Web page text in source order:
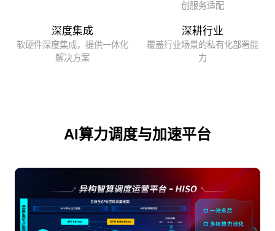
创服务适配
深度集成
软硬件深度集成，提供一体化
解决方案
深耕行业
覆盖行业场景的私有化部署能
力
AI算力调度与加速平台